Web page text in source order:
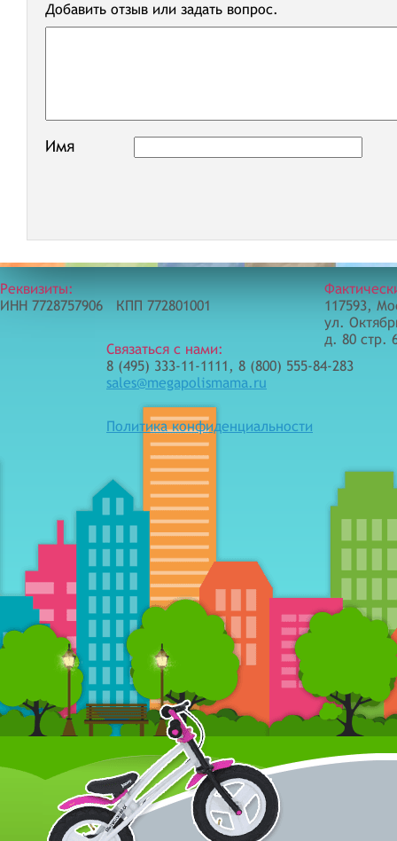
Добавить отзыв или задать вопрос.
Имя
Реквизиты:
ИНН 7728757906 КПП 772801001
Связаться с нами:
8 (495) 333-11-1111, 8 (800) 555-84-283
sales@megapolismama.ru
Политика конфиденциальности
117593,
ул.
д. 80 стр.